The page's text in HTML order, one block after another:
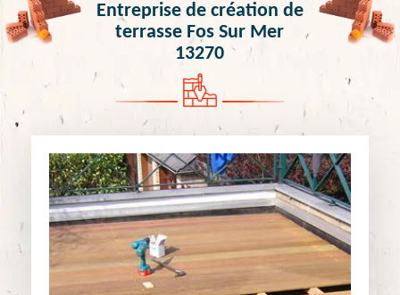
Entreprise de création de
terrasse Fos Sur Mer
13270